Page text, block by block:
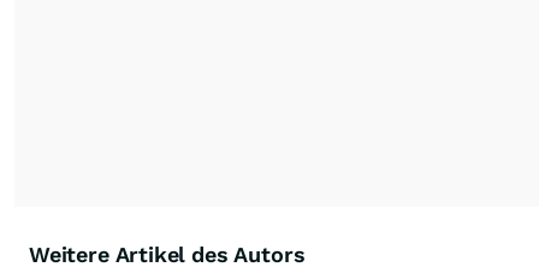
Weitere Artikel des Autors